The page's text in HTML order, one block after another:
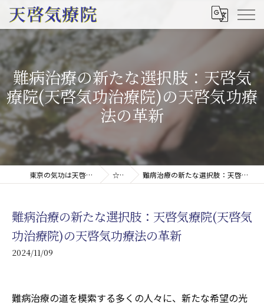
難病治療の新たな選択肢：天啓気
療院(天啓気功治療院)の天啓気功療
法の革新
東京の気功は天啓気療院(天啓気功療法治療院) ☆コラム 難病治療の新たな選択肢：天啓気療院(天啓気功治療院)の天啓気功療法の革新
難病治療の新たな選択肢：天啓気療院(天啓気
功治療院)の天啓気功療法の革新
2024/11/09
難病治療の道を模索する多くの人々に、新たな希望の光